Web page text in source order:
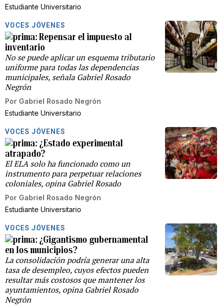
Estudiante Universitario
VOCES JÓVENES
Repensar el impuesto al
inventario
No se puede aplicar un esquema tributario
uniforme para todas las dependencias
municipales, señala Gabriel Rosado
Negrón
Por Gabriel Rosado Negrón
Estudiante Universitario
VOCES JÓVENES
¿Estado experimental
atrapado?
El ELA solo ha funcionado como un
instrumento para perpetuar relaciones
coloniales, opina Gabriel Rosado
Por Gabriel Rosado Negrón
Estudiante Universitario
VOCES JÓVENES
¿Gigantismo gubernamental
en los municipios?
La consolidación podría generar una alta
tasa de desempleo, cuyos efectos pueden
resultar más costosos que mantener los
ayuntamientos, opina Gabriel Rosado
Negrón